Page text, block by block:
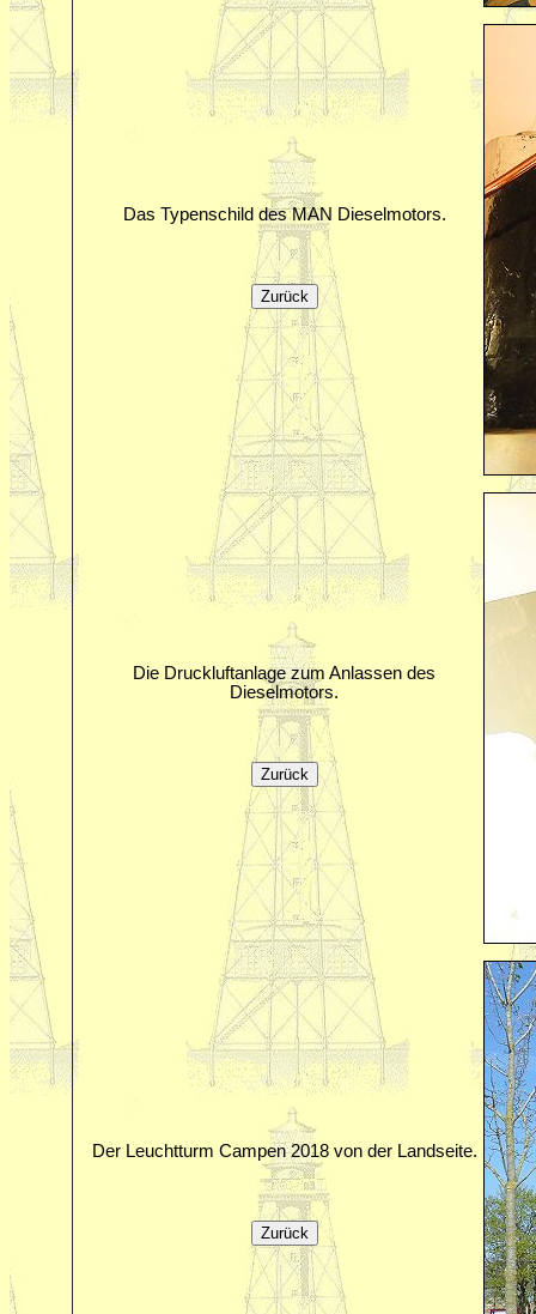
Das Typenschild des MAN Dieselmotors.
Die Druckluftanlage zum Anlassen des
Dieselmotors.
Der Leuchtturm Campen 2018 von der Landseite.